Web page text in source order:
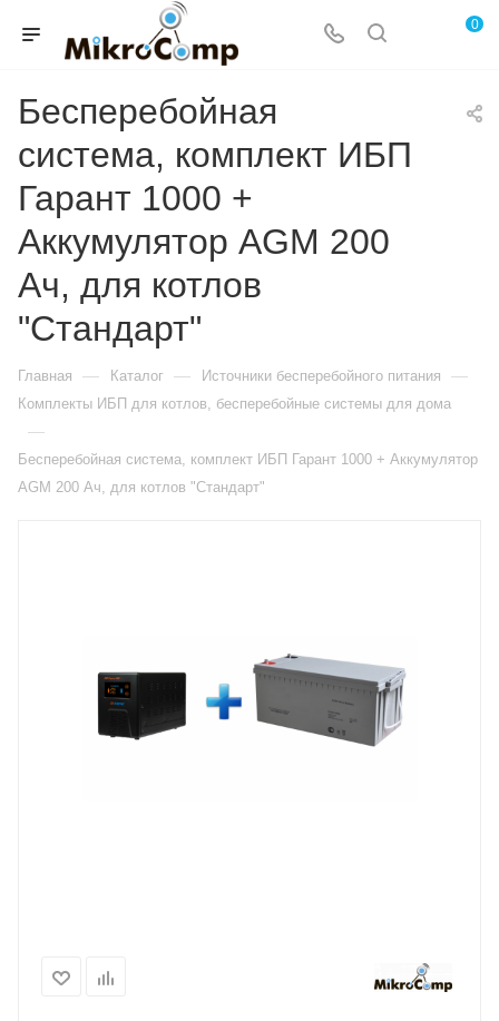
0
Бесперебойная
система, комплект ИБП
Гарант 1000 +
Аккумулятор AGM 200
Ач, для котлов
"Стандарт"
Главная — Каталог — Источники бесперебойного питания —
Комплекты ИБП для котлов, бесперебойные системы для дома
—
Бесперебойная система, комплект ИБП Гарант 1000 + Аккумулятор
AGM 200 Ач, для котлов "Стандарт"